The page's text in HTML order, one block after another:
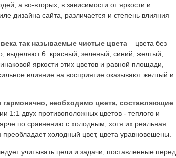
а во-вторых, в зависимости от яркости и
дизайна сайта, различается и степень влияния
так называемые чистые цвета – цвета без
выделяют 6: красный, зеленый, синий, желтый,
яркости этих цветов и равной площади,
влияние на восприятие оказывают желтый и
необходимо цвета, составляющие
1:1 двух противоположных цветов - теплого и
по сравнению с холодным, хотя их реальная
холодный цвет, цвета уравновешены.
учитывать цели и задачи, поставленные перед